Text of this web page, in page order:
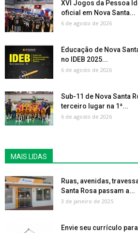
XVI Jogos da Pessoa
oficial em Nova Santa...
6 de agosto de 2026
Educação de Nova
no IDEB 2025...
6 de agosto de 2026
Sub-11 de Nova Santa
terceiro lugar na 1ª...
6 de agosto de 2026
MAIS LIDAS
Ruas, avenidas,
Santa Rosa passam a...
3 de janeiro de 2025
Envie seu currículo